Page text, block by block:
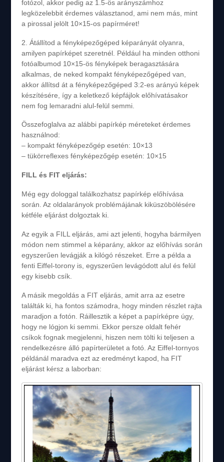
fotózol, akkor pedig az 1.5-ös arányszámhoz
legközelebbit érdemes választanod, ami nem más, mint
a pirossal jelölt 10×15-os papírméret!
2. Átállítod a fényképezőgéped képarányát olyanra,
amilyen papírképet szeretnél. Például ha minden otthoni
fotóalbumod 10×15-ös fényképek beragasztására
alkalmas, de neked kompakt fényképezőgéped van,
akkor állítsd át a fényképezőgéped 3:2-es arányú képek
készítésére, így a keletkező képfájlok előhívatásakor
nem fog lemaradni alul-felül semmi.
Összefoglalva az alábbi papírkép méreteket érdemes
használnod:
– kompakt fényképezőgép esetén: 10×13
– tükörreflexes fényképezőgép esetén: 10×15
FILL és FIT eljárás:
Még egy dologgal találkozhatsz papírkép előhívása
során. Az oldalarányok problémájának kiküszöbölésére
kétféle eljárást dolgoztak ki.
Az egyik a FILL eljárás, ami azt jelenti, hogyha bármilyen
módon nem stimmel a képarány, akkor az előhívás során
egyszerűen levágják a kilógó részeket. Erre a példa a
fenti Eiffel-torony is, egyszerűen levágódott alul és felül
egy kisebb csík.
A másik megoldás a FIT eljárás, amit arra az esetre
találták ki, ha fontos számodra, hogy minden részlet rajta
maradjon a fotón. Ráillesztik a képet a papírképre úgy,
hogy ne lógjon ki semmi. Ekkor persze oldalt fehér
csíkok fognak megjelenni, hiszen nem tölti ki teljesen a
rendelkezésre álló papírterületet a fotó. Az Eiffel-tornyos
példánál maradva ezt az eredményt kapod, ha FIT
eljárást kérsz a laborban: